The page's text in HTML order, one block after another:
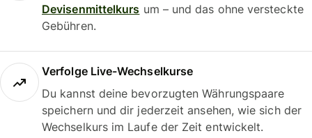
Devisenmittelkurs um – und das ohne versteckte
Gebühren.
Verfolge Live-Wechselkurse
Du kannst deine bevorzugten Währungspaare
speichern und dir jederzeit ansehen, wie sich der
Wechselkurs im Laufe der Zeit entwickelt.